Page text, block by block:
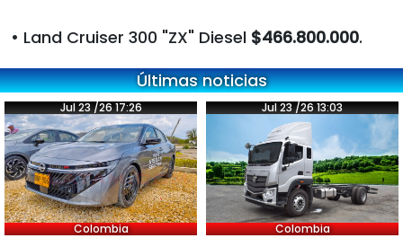
• Land Cruiser 300 "ZX" Diesel $466.800.000.
Últimas noticias
Jul 23 /26 17:26
Colombia
Jul 23 /26 13:03
Colombia